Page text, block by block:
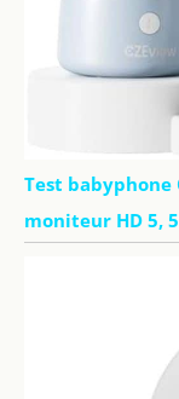
Test babyphone
moniteur HD 5, 5